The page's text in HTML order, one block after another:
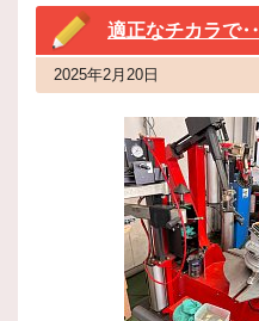
適正なチカラで‥
2025年2月20日